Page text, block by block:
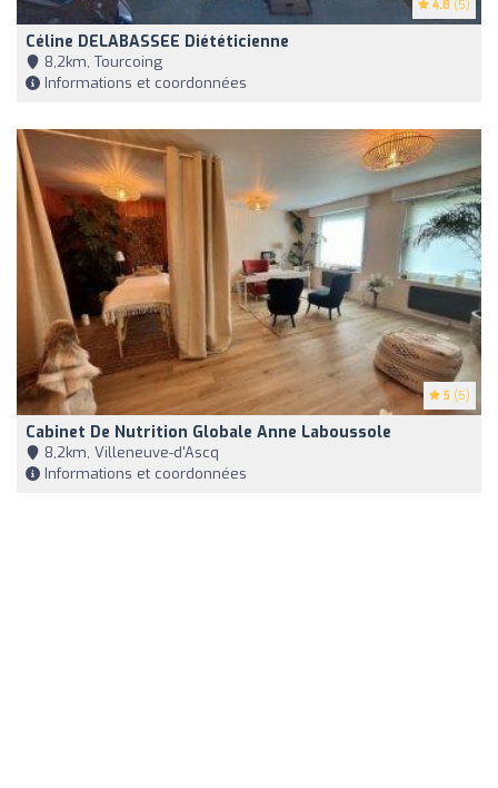
4.8 (5)
Céline DELABASSEE Diététicienne
8,2km, Tourcoing
Informations et coordonnées
5 (5)
Cabinet De Nutrition Globale Anne Laboussole
8,2km, Villeneuve-d'Ascq
Informations et coordonnées